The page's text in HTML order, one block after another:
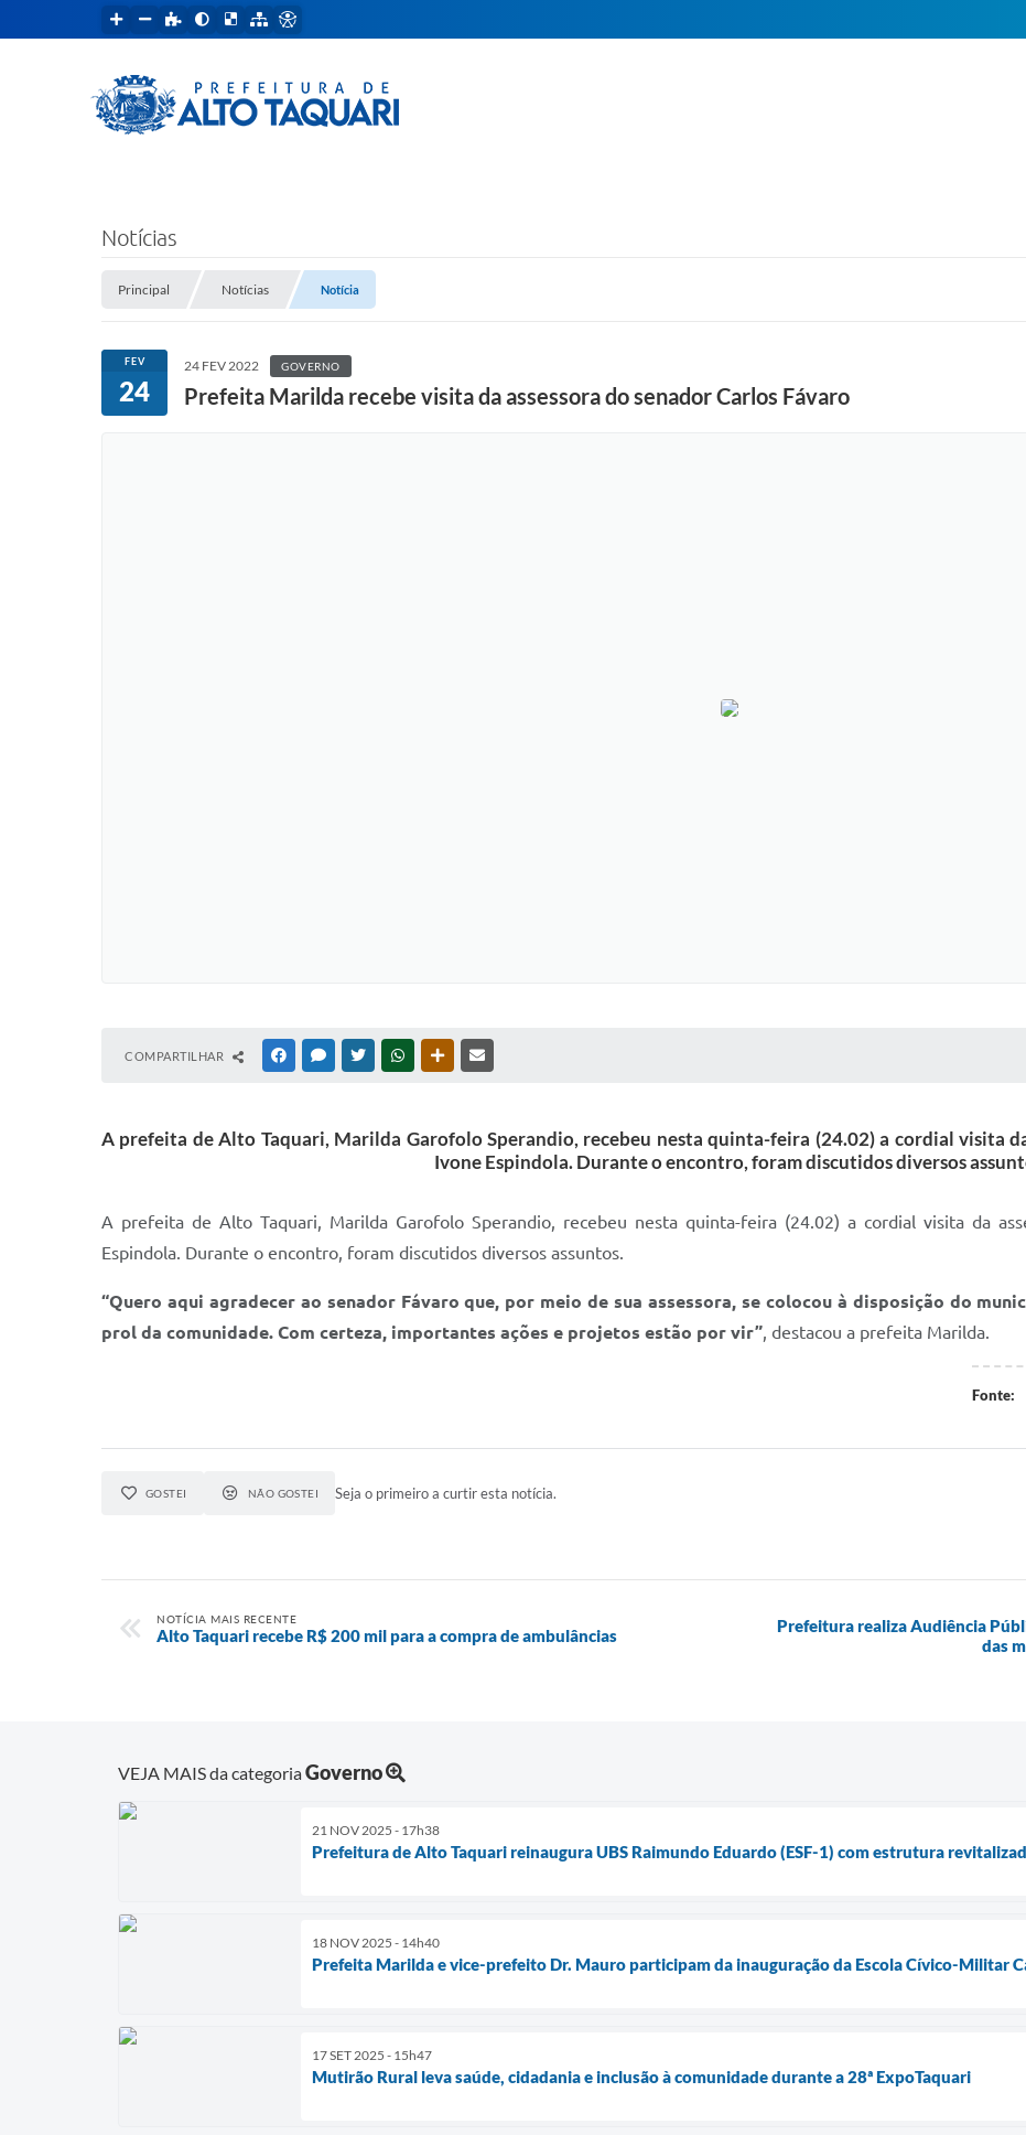
Notícias
Principal Notícias Notícia
FEV
24
24 FEV 2022 GOVERNO
Prefeita Marilda recebe visita da assessora do senador Carlos Fávaro
COMPARTILHAR FACEBOOKMESSENGER
TWITTERWHATSAPPOUTRAS MÍDIAS
A prefeita de Alto Taquari, Marilda Garofolo Sperandio, recebeu nesta quinta-feira (24.02) a cordial visita
Ivone Espindola. Durante o encontro, foram discutidos diversos
A prefeita de Alto Taquari, Marilda Garofolo Sperandio, recebeu nesta quinta-feira (24.02) a cordial visita da
Espindola. Durante o encontro, foram discutidos diversos assuntos.
“Quero aqui agradecer ao senador Fávaro que, por meio de sua assessora, se colocou à disposição do
prol da comunidade. Com certeza, importantes ações e projetos estão por vir”, destacou a prefeita Marilda.
Fonte:
GOSTEI NÃO GOSTEI Seja o primeiro a curtir esta notícia.
NOTÍCIA MAIS RECENTE
Alto Taquari recebe R$ 200 mil para a compra de ambulâncias
Prefeitura realiza Audiência
das
VEJA MAIS da categoriaGoverno
21 NOV 2025 - 17h38
Prefeitura de Alto Taquari reinaugura UBS Raimundo Eduardo (ESF-1) com estrutura
18 NOV 2025 - 14h40
Prefeita Marilda e vice-prefeito Dr. Mauro participam da inauguração da Escola Cívico-Militar
17 SET 2025 - 15h47
Mutirão Rural leva saúde, cidadania e inclusão à comunidade durante a 28ª ExpoTaquari